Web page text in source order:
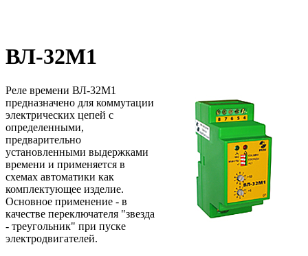
ВЛ-32М1
Реле времени ВЛ-32М1
предназначено для коммутации
электрических цепей с
определенными,
предварительно
установленными выдержками
времени и применяется в
схемах автоматики как
комплектующее изделие.
Основное применение - в
качестве переключателя "звезда
- треугольник" при пуске
электродвигателей.